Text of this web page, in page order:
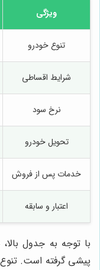
ویژگی
تنوع خودرو
شرایط اقساطی
نرخ سود
تحویل خودرو
خدمات پس از فروش
اعتبار و سابقه
با توجه به جدول بالا،
پیشی گرفته است.